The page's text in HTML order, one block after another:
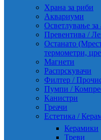
Храна за риби
Аквариуми
Осветлување за
Превентива /
Останато
термометри,
Магнети
Распрскувачи
Филтер /
Пумпи /
Канистри
Греачи
Естетика /
Керамики
Треви